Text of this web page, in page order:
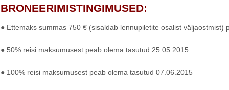
BRONEERIMISTINGIMUSED:
● Ettemaks summas 750 € (sisaldab lennupiletite osalist
● 50% reisi maksumusest peab olema tasutud 25.05.2015
● 100% reisi maksumusest peab olema tasutud 07.06.2015